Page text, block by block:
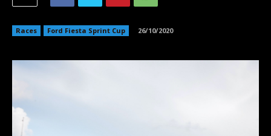
Races Ford Fiesta Sprint Cup 26/10/2020